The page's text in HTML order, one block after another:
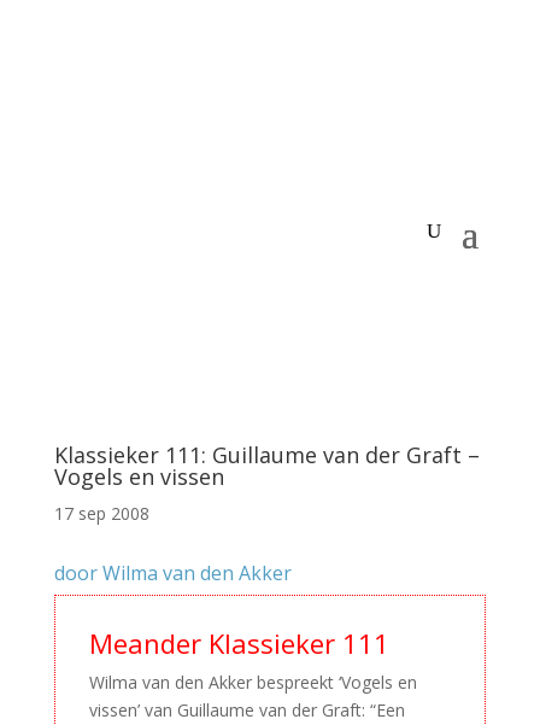
Klassieker 111: Guillaume van der Graft –
Vogels en vissen
17 sep 2008
door Wilma van den Akker
Meander Klassieker 111
Wilma van den Akker bespreekt ‘Vogels en
vissen’ van Guillaume van der Graft: “Een